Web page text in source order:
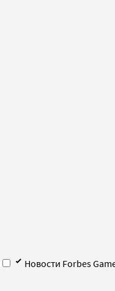
Новости Forbes